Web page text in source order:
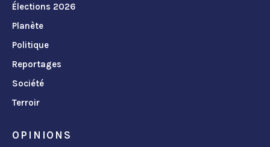
Élections 2026
Planète
Politique
Reportages
Société
Terroir
OPINIONS